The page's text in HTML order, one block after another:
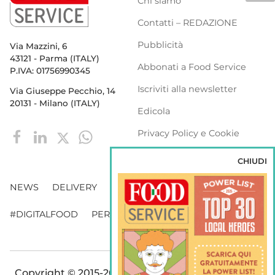
Via Mazzini, 6
43121 - Parma (ITALY)
P.IVA: 01756990345
Via Giuseppe Pecchio, 14
20131 - Milano (ITALY)
Contatti – REDAZIONE
Pubblicità
Abbonati a Food Service
Iscriviti alla newsletter
Edicola
Privacy Policy e Cookie
NEWS DELIVERY DISTRIBUZIONE
#DIGITALFOOD PERSONE WEBINAR VENDING
CHIUDI